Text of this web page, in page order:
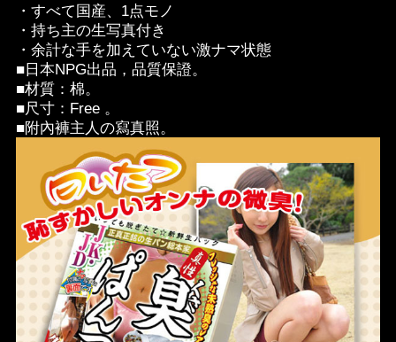
・すべて国産、1点モノ
・持ち主の生写真付き
・余計な手を加えていない激ナマ状態
■日本NPG出品，品質保證。
■材質：棉。
■尺寸：Free 。
■附內褲主人の寫真照。